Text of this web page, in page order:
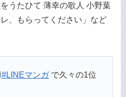
うたひて 薄幸の歌人 小野葉
、もらってください」など
#LINEマンガで久々の1位